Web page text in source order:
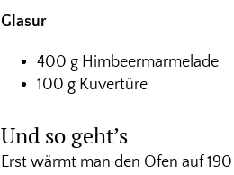
Glasur
400 g Himbeermarmelade
100 g Kuvertüre
Und so geht’s
Erst wärmt man den Ofen auf